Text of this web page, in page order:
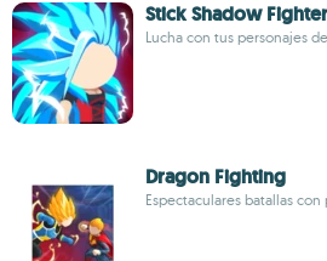
Stick Shadow Fighter
Lucha con tus personajes
Dragon Fighting
Espectaculares batallas